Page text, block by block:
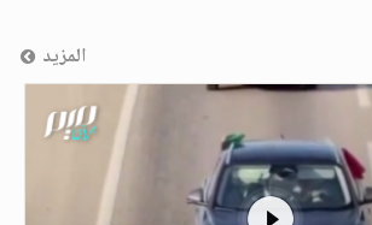
المزيد